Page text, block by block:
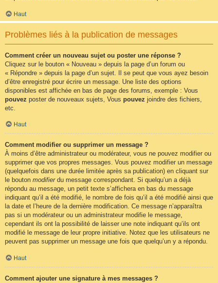
Haut
Problèmes liés à la publication de messages
Comment créer un nouveau sujet ou poster une réponse ?
Cliquez sur le bouton « Nouveau » depuis la page d’un forum ou
« Répondre » depuis la page d’un sujet. Il se peut que vous ayez besoin
d’être enregistré pour écrire un message. Une liste des options
disponibles est affichée en bas de page des forums, exemple : Vous
pouvez poster de nouveaux sujets, Vous pouvez joindre des fichiers,
etc.
Haut
Comment modifier ou supprimer un message ?
À moins d’être administrateur ou modérateur, vous ne pouvez modifier ou
supprimer que vos propres messages. Vous pouvez modifier un message
(quelquefois dans une durée limitée après sa publication) en cliquant sur
le bouton modifierdu message correspondant. Si quelqu’un a déjà
répondu au message, un petit texte s’affichera en bas du message
indiquant qu’il a été modifié, le nombre de fois qu’il a été modifié ainsi que
la date et l’heure de la dernière modification. Ce message n’apparaîtra
pas si un modérateur ou un administrateur modifie le message,
cependant ils ont la possibilité de laisser une note indiquant qu’ils ont
modifié le message de leur propre initiative. Notez que les utilisateurs ne
peuvent pas supprimer un message une fois que quelqu’un y a répondu.
Haut
Comment ajouter une signature à mes messages ?